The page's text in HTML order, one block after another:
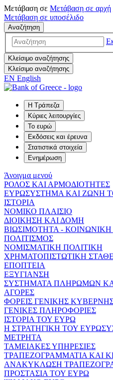
Μετάβαση σε Μετάβαση σε αρχή
Μετάβαση σε υποσέλιδο
Αναζήτηση
Κλείσιμο αναζήτησης
Κλείσιμο αναζήτησης
EN English
Η Τράπεζα
Κύριες λειτουργίες
Το ευρώ
Εκδόσεις και έρευνα
Στατιστικά στοιχεία
Ενημέρωση
Άνοιγμα μενού
ΡΟΛΟΣ ΚΑΙ ΑΡΜΟΔΙΟΤΗΤΕΣ
ΕΥΡΩΣΥΣΤΗΜΑ ΚΑΙ ΖΩΝΗ
ΙΣΤΟΡΙΑ
ΝΟΜΙΚΟ ΠΛΑΙΣΙΟ
ΔΙΟΙΚΗΣΗ ΚΑΙ ΔΟΜΗ
ΒΙΩΣΙΜΟΤΗΤΑ -
ΠΟΛΙΤΙΣΜΟΣ
ΝΟΜΙΣΜΑΤΙΚΗ ΠΟΛΙΤΙΚΗ
ΧΡΗΜΑΤΟΠΙΣΤΩΤΙΚΗ
ΕΠΟΠΤΕΙΑ
ΕΞΥΓΙΑΝΣΗ
ΣΥΣΤΗΜΑΤΑ ΠΛΗΡΩΜΩΝ
ΑΓΟΡΕΣ
ΦΟΡΕΙΣ ΓΕΝΙΚΗΣ
ΓΕΝΙΚΕΣ ΠΛΗΡΟΦΟΡΙΕΣ
ΙΣΤΟΡΙΑ ΤΟΥ ΕΥΡΩ
Η ΣΤΡΑΤΗΓΙΚΗ ΤΟΥ
ΜΕΤΡΗΤΑ
ΤΑΜΕΙΑΚΕΣ ΥΠΗΡΕΣΙΕΣ
ΤΡΑΠΕΖΟΓΡΑΜΜΑΤΙΑ ΚΑΙ
ΑΝΑΚΥΚΛΩΣΗ
ΠΡΟΣΤΑΣΙΑ ΤΟΥ ΕΥΡΩ